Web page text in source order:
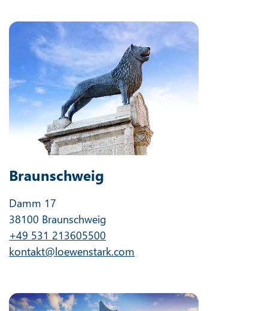
Braunschweig
Damm 17
38100 Braunschweig
+49 531 213605500
kontakt@loewenstark.com